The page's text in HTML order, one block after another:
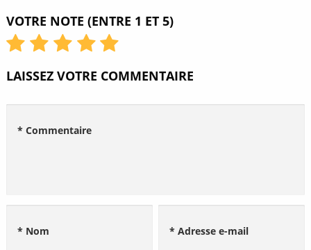
VOTRE NOTE (ENTRE 1 ET 5)
LAISSEZ VOTRE COMMENTAIRE
* Commentaire
* Nom * Adresse e-mail